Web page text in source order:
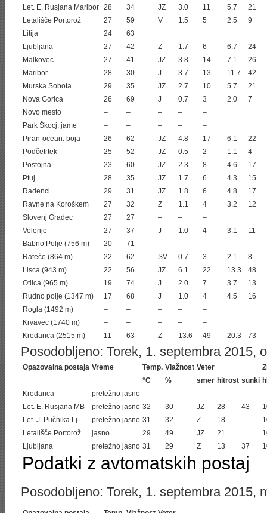
Let. E. Rusjana Maribor 28 34 JZ 3.0 11 5.7
21
Letališče Portorož
27 59 V 1.5 5 2.5
9
Litija
24
63
Ljubljana
27 42 Z 1.7 6 6.7
24
Malkovec
27 41 JZ 3.8 14 7.1
26
Maribor
28 30 J 3.7 13 11.7
42
Murska Sobota
29 35 JZ 2.7 10 5.7
21
Nova Gorica
26 69 J 0.7 3 2.0
7
Novo mesto
– – – –
–
Park Škocj. jame
– – – –
–
Piran-ocean. boja
26 62 JZ 4.8 17 6.1
22
Podčetrtek
25 52 JZ 0.5 2 1.1
4
Postojna
23 60 JZ 2.3 8 4.6
17
Ptuj
28 35 JZ 1.7 6 4.3
15
Radenci
29 31 JZ 1.8 6 4.8
17
Ravne na Koroškem
27 32 Z 1.1 4 3.2
12
Slovenj Gradec
27 27 – –
–
Velenje
27 37 J 1.0 4 3.1
11
Babno Polje (756 m)
20
71
Rateče (864 m)
22 62 SV 0.7 3 2.1
8
Lisca (943 m)
22 56 JZ 6.1 22 13.3
48
Otlica (965 m)
19 74 J 2.0 7 3.7
13
Rudno polje (1347 m)
17 68 J 1.0 4 4.5
16
Rogla (1492 m)
– – – –
–
Krvavec (1740 m)
– – – –
–
Kredarica (2515 m)
11 63 Z 13.6 49 20.3 73
Posodobljeno: Torek, 1. septembra 2015,
Opazovalna postaja Vreme Temp. Vlažnost Veter
°C
% smer hitrost sunki
Kredarica
pretežno jasno
Let. E. Rusjana MB
pretežno jasno 32 30 JZ 28 43
Let. J. Pučnika Lj.
pretežno jasno 31 32 Z 18
Letališče Portorož
jasno 29 49 JZ 21
Ljubljana
pretežno jasno 31 29 Z 13 37
Podatki z avtomatskih postaj
Posodobljeno: Torek, 1. septembra 2015,